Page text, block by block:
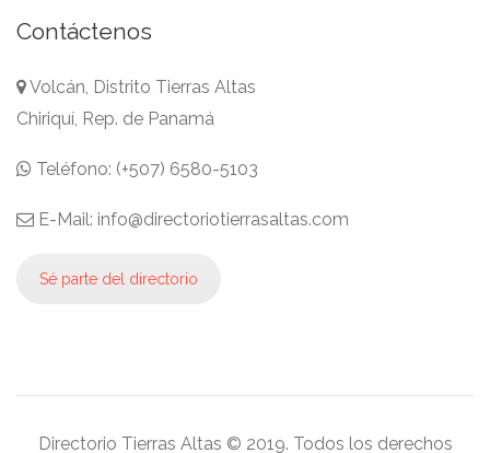
Contáctenos
Volcán, Distrito Tierras Altas
Chiriquí, Rep. de Panamá
Teléfono: (+507) 6580-5103
E-Mail: info@directoriotierrasaltas.com
Sé parte del directorio
Directorio Tierras Altas © 2019. Todos los derechos